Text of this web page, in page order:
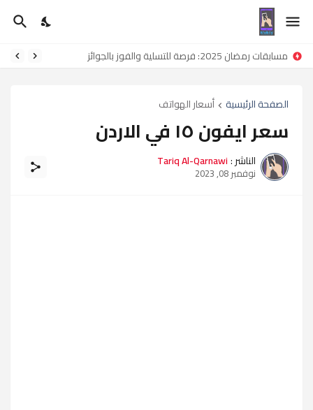
مسابقات رمضان 2025: فرصة للتسلية والفوز بالجوائز
الصفحة الرئيسية أسعار الهواتف
سعر ايفون ١٥ في الاردن
الناشر :Tariq Al-Qarnawi
نوفمبر 08, 2023